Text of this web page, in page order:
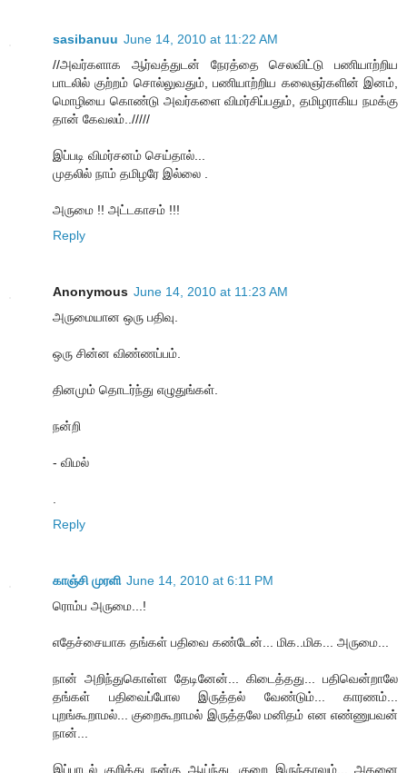
sasibanuu June 14, 2010 at 11:22 AM
//அவர்களாக ஆர்வத்துடன் நேரத்தை செலவிட்டு பணியாற்றிய
பாடலில் குற்றம் சொல்லுவதும், பணியாற்றிய கலைஞர்களின் இனம்,
மொழியை கொண்டு அவர்களை விமர்சிப்பதும், தமிழராகிய நமக்கு
தான் கேவலம்../////
இப்படி விமர்சனம் செய்தால்...
முதலில் நாம் தமிழரே இல்லை .
அருமை !! அட்டகாசம் !!!
Reply
Anonymous June 14, 2010 at 11:23 AM
அருமையான ஒரு பதிவு.
ஒரு சின்ன விண்ணப்பம்.
தினமும் தொடர்ந்து எழுதுங்கள்.
நன்றி
- விமல்
Reply
காஞ்சி முரளி June 14, 2010 at 6:11 PM
ரொம்ப அருமை...!
எதேச்சையாக தங்கள் பதிவை கண்டேன்... மிக..மிக... அருமை...
நான் அறிந்துகொள்ள தேடினேன்... கிடைத்தது... பதிவென்றாலே
தங்கள் பதிவைப்போல இருத்தல் வேண்டும்... காரணம்...
புறங்கூறாமல்... குறைகூறாமல் இருத்தலே மனிதம் என எண்ணுபவன்
நான்...
இப்பாடல் குறித்து நன்கு ஆய்ந்து, குறை இருந்தாலும்... அதனை